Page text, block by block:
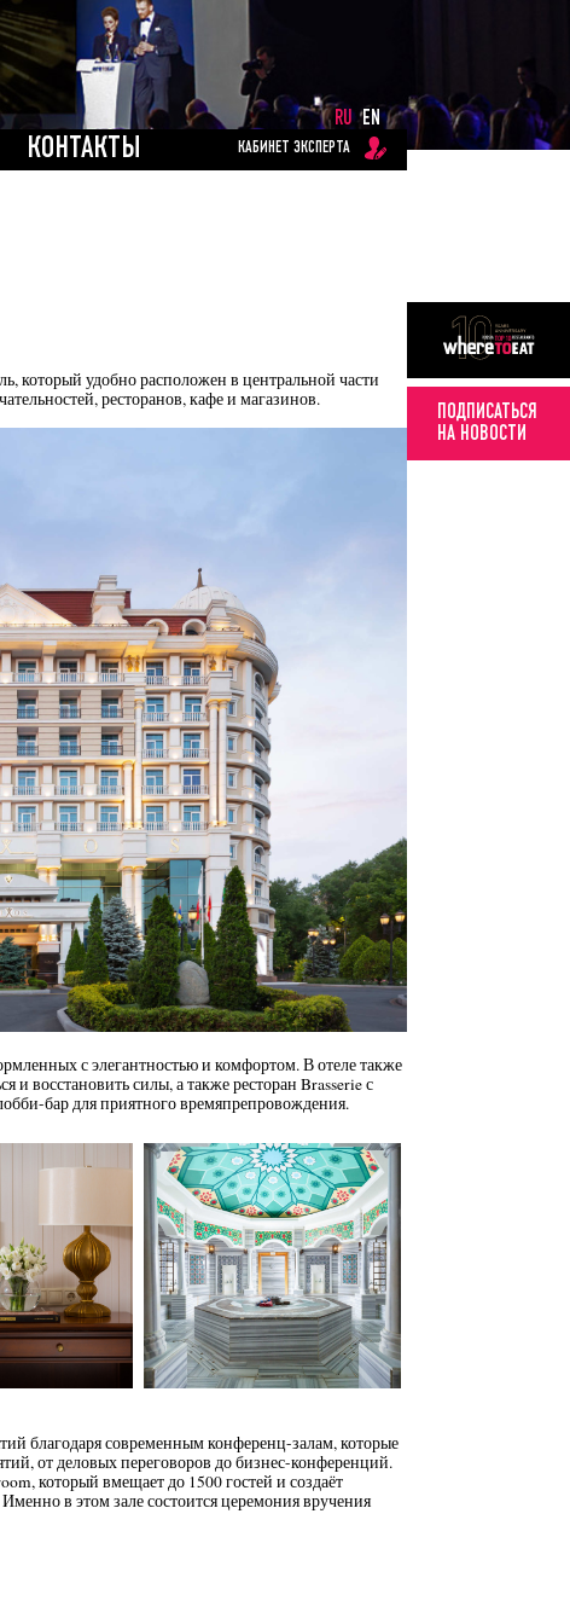
КОНТАКТЫ
RU EN
КАБИНЕТ ЭКСПЕРТА
ПОДПИСАТЬСЯ
НА НОВОСТИ
который удобно расположен в центральной части
ресторанов, кафе и магазинов.
с элегантностью и комфортом. В отеле также
и восстановить силы, а также ресторан Brasserie с
бар для приятного времяпрепровождения.
благодаря современным конференц-залам, которые
от деловых переговоров до бизнес-конференций.
который вмещает до 1500 гостей и создаёт
в этом зале состоится церемония вручения